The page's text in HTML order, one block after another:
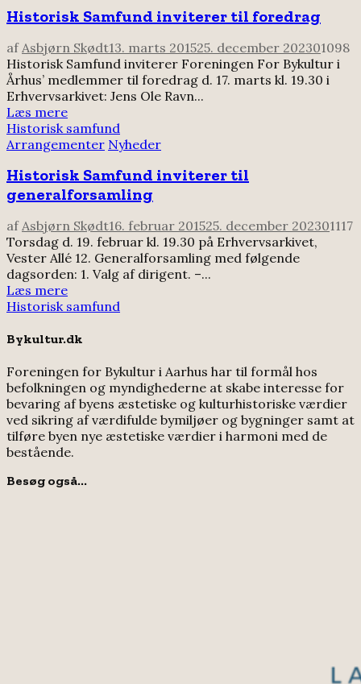
Historisk Samfund inviterer til foredrag
af Asbjørn Skødt13. marts 201525. december 202301098
Historisk Samfund inviterer Foreningen For Bykultur i
Århus’ medlemmer til foredrag d. 17. marts kl. 19.30 i
Erhvervsarkivet: Jens Ole Ravn...
Læs mere
Historisk samfund
Arrangementer Nyheder
Historisk Samfund inviterer til
generalforsamling
af Asbjørn Skødt16. februar 201525. december 202301117
Torsdag d. 19. februar kl. 19.30 på Erhvervsarkivet,
Vester Allé 12. Generalforsamling med følgende
dagsorden: 1. Valg af dirigent. –...
Læs mere
Historisk samfund
Bykultur.dk
Foreningen for Bykultur i Aarhus har til formål hos
befolkningen og myndighederne at skabe interesse for
bevaring af byens æstetiske og kulturhistoriske værdier
ved sikring af værdifulde bymiljøer og bygninger samt at
tilføre byen nye æstetiske værdier i harmoni med de
bestående.
Besøg også...